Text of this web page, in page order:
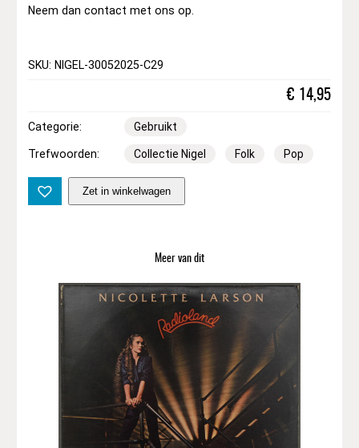
Neem dan contact met ons op.
SKU: NIGEL-30052025-C29
€ 14,95
Categorie: Gebruikt
Trefwoorden: Collectie Nigel Folk Pop
l
n
d
–
M
c
a
l
l
a
Zet in winkelwagen
Meer van dit